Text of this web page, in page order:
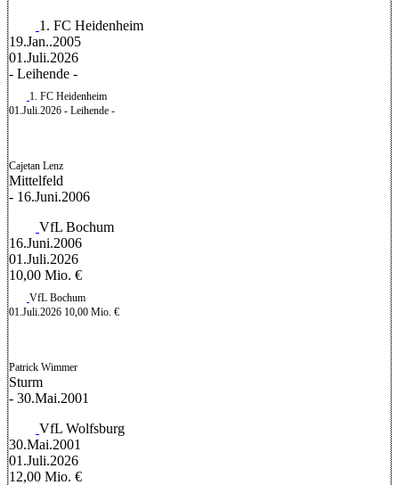
1. FC Heidenheim
19.Jan..2005
01.Juli.2026
- Leihende -
1. FC Heidenheim
01.Juli.2026 - Leihende -
Cajetan Lenz
Mittelfeld
- 16.Juni.2006
VfL Bochum
16.Juni.2006
01.Juli.2026
10,00 Mio. €
VfL Bochum
01.Juli.2026 10,00 Mio. €
Patrick Wimmer
Sturm
- 30.Mai.2001
VfL Wolfsburg
30.Mai.2001
01.Juli.2026
12,00 Mio. €